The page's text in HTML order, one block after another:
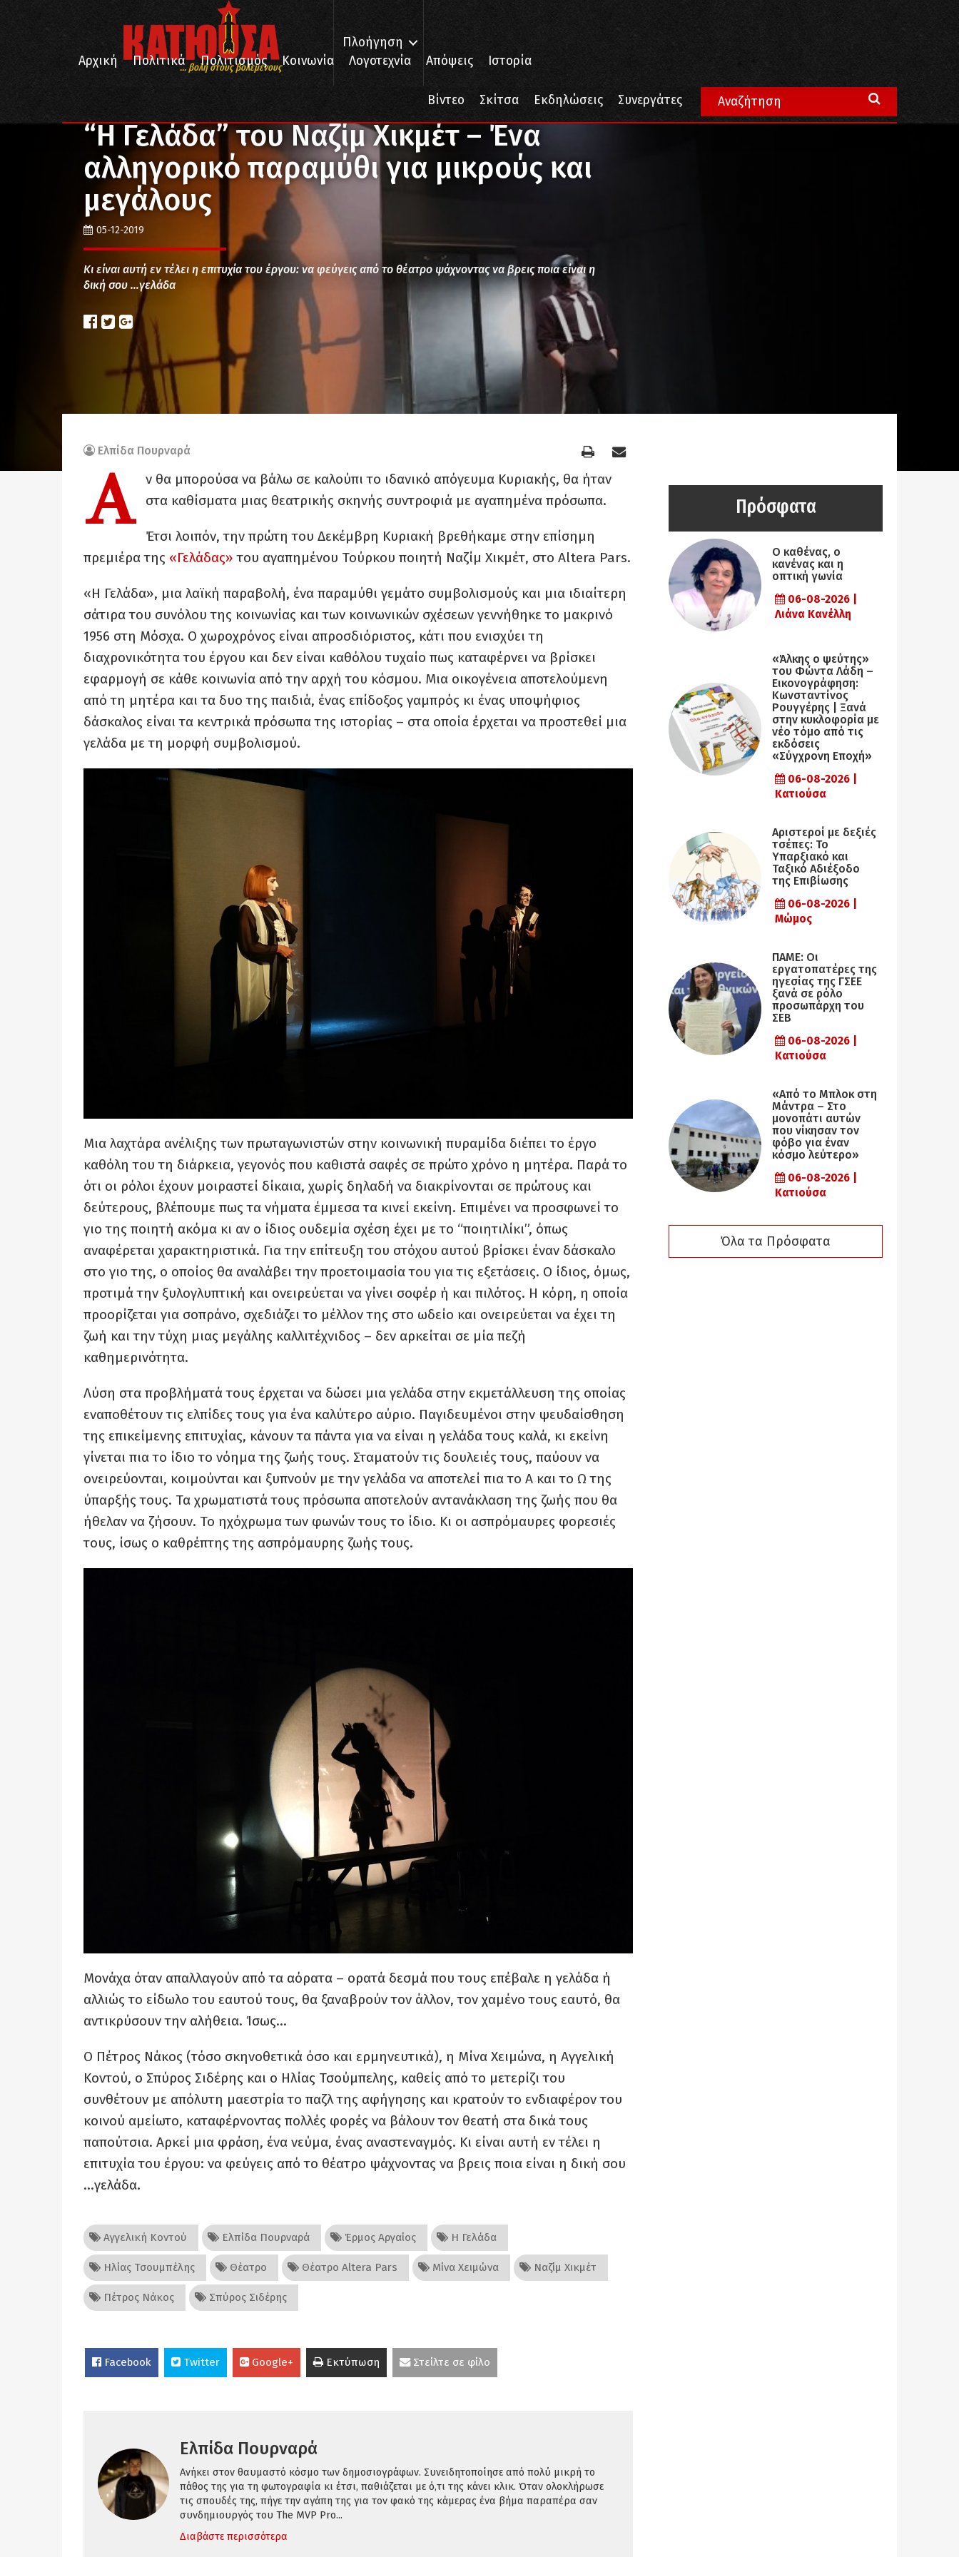
... βολή στους βολεμένους
Πλοήγηση
Αρχική
Πολιτικά Πολιτισμός Κοινωνία Λογοτεχνία Απόψεις Ιστορία
Βίντεο Σκίτσα Εκδηλώσεις Συνεργάτες
Πολιτισμός “Η Γελάδα” του Ναζίμ Χικμέτ – Ένα αλληγορικό παραμύθι για μικρούς και μεγάλους
“Η Γελάδα” του Ναζίμ Χικμέτ – Ένα
αλληγορικό παραμύθι για μικρούς και
μεγάλους
05-12-2019
Κι είναι αυτή εν τέλει η επιτυχία του έργου: να φεύγεις από το θέατρο ψάχνοντας να βρεις ποια είναι η
δική σου …γελάδα
Ελπίδα Πουρναρά
Α
ν θα μπορούσα να βάλω σε καλούπι το ιδανικό απόγευμα Κυριακής, θα ήταν
στα καθίσματα μιας θεατρικής σκηνής συντροφιά με αγαπημένα πρόσωπα.
Έτσι λοιπόν, την πρώτη του Δεκέμβρη Κυριακή βρεθήκαμε στην επίσημη
πρεμιέρα της «Γελάδας» του αγαπημένου Τούρκου ποιητή Ναζίμ Χικμέτ, στο Altera Pars.
«Η Γελάδα», μια λαϊκή παραβολή, ένα παραμύθι γεμάτο συμβολισμούς και μια ιδιαίτερη
σάτιρα του συνόλου της κοινωνίας και των κοινωνικών σχέσεων γεννήθηκε το μακρινό
1956 στη Μόσχα. Ο χωροχρόνος είναι απροσδιόριστος, κάτι που ενισχύει τη
διαχρονικότητα του έργου και δεν είναι καθόλου τυχαίο πως καταφέρνει να βρίσκει
εφαρμογή σε κάθε κοινωνία από την αρχή του κόσμου. Μια οικογένεια αποτελούμενη
από τη μητέρα και τα δυο της παιδιά, ένας επίδοξος γαμπρός κι ένας υποψήφιος
δάσκαλος είναι τα κεντρικά πρόσωπα της ιστορίας – στα οποία έρχεται να προστεθεί μια
γελάδα με τη μορφή συμβολισμού.
Μια λαχτάρα ανέλιξης των πρωταγωνιστών στην κοινωνική πυραμίδα διέπει το έργο
καθόλη του τη διάρκεια, γεγονός που καθιστά σαφές σε πρώτο χρόνο η μητέρα. Παρά το
ότι οι ρόλοι έχουν μοιραστεί δίκαια, χωρίς δηλαδή να διακρίνονται σε πρώτους και
δεύτερους, βλέπουμε πως τα νήματα έμμεσα τα κινεί εκείνη. Επιμένει να προσφωνεί το
γιο της ποιητή ακόμα κι αν ο ίδιος ουδεμία σχέση έχει με το “ποιητιλίκι”, όπως
αναφέρεται χαρακτηριστικά. Για την επίτευξη του στόχου αυτού βρίσκει έναν δάσκαλο
στο γιο της, ο οποίος θα αναλάβει την προετοιμασία του για τις εξετάσεις. Ο ίδιος, όμως,
προτιμά την ξυλογλυπτική και ονειρεύεται να γίνει σοφέρ ή και πιλότος. Η κόρη, η οποία
προορίζεται για σοπράνο, σχεδιάζει το μέλλον της στο ωδείο και ονειρεύεται να έχει τη
ζωή και την τύχη μιας μεγάλης καλλιτέχνιδος – δεν αρκείται σε μία πεζή
καθημερινότητα.
Λύση στα προβλήματά τους έρχεται να δώσει μια γελάδα στην εκμετάλλευση της οποίας
εναποθέτουν τις ελπίδες τους για ένα καλύτερο αύριο. Παγιδευμένοι στην ψευδαίσθηση
της επικείμενης επιτυχίας, κάνουν τα πάντα για να είναι η γελάδα τους καλά, κι εκείνη
γίνεται πια το ίδιο το νόημα της ζωής τους. Σταματούν τις δουλειές τους, παύουν να
ονειρεύονται, κοιμούνται και ξυπνούν με την γελάδα να αποτελεί πια το Α και το Ω της
ύπαρξής τους. Τα χρωματιστά τους πρόσωπα αποτελούν αντανάκλαση της ζωής που θα
ήθελαν να ζήσουν. Το ηχόχρωμα των φωνών τους το ίδιο. Κι οι ασπρόμαυρες φορεσιές
τους, ίσως ο καθρέπτης της ασπρόμαυρης ζωής τους.
Μονάχα όταν απαλλαγούν από τα αόρατα – ορατά δεσμά που τους επέβαλε η γελάδα ή
αλλιώς το είδωλο του εαυτού τους, θα ξαναβρούν τον άλλον, τον χαμένο τους εαυτό, θα
αντικρύσουν την αλήθεια. Ίσως…
Ο Πέτρος Νάκος (τόσο σκηνοθετικά όσο και ερμηνευτικά), η Μίνα Χειμώνα, η Αγγελική
Κοντού, ο Σπύρος Σιδέρης και ο Ηλίας Τσούμπελης, καθείς από το μετερίζι του
συνθέτουν με απόλυτη μαεστρία το παζλ της αφήγησης και κρατούν το ενδιαφέρον του
κοινού αμείωτο, καταφέρνοντας πολλές φορές να βάλουν τον θεατή στα δικά τους
παπούτσια. Αρκεί μια φράση, ένα νεύμα, ένας αναστεναγμός. Κι είναι αυτή εν τέλει η
επιτυχία του έργου: να φεύγεις από το θέατρο ψάχνοντας να βρεις ποια είναι η δική σου
…γελάδα.
Αγγελική Κοντού Ελπίδα Πουρναρά Έρμος Αργαίος Η Γελάδα
Ηλίας Τσουμπέλης Θέατρο Θέατρο Altera Pars Μίνα Χειμώνα Ναζίμ Χικμέτ
Πέτρος Νάκος Σπύρος Σιδέρης
Facebook Twitter Google+ Εκτύπωση Στείλτε σε φίλο
Ελπίδα Πουρναρά
Ανήκει στον θαυμαστό κόσμο των δημοσιογράφων. Συνειδητοποίησε από πολύ μικρή το
πάθος της για τη φωτογραφία κι έτσι, παθιάζεται με ό,τι της κάνει κλικ. Όταν ολοκλήρωσε
τις σπουδές της, πήγε την αγάπη της για τον φακό της κάμερας ένα βήμα παραπέρα σαν
συνδημιουργός του The MVP Pro...
Διαβάστε περισσότερα
Πρόσφατα
Ο καθένας, ο
κανένας και η
οπτική γωνία
06-08-2026 |
Λιάνα Κανέλλη
«Άλκης ο ψεύτης»
του Φώντα Λάδη –
Εικονογράφηση:
Κωνσταντίνος
Ρουγγέρης | Ξανά
στην κυκλοφορία με
νέο τόμο από τις
εκδόσεις
«Σύγχρονη Εποχή»
06-08-2026 |
Κατιούσα
Αριστεροί με δεξιές
τσέπες: Το
Υπαρξιακό και
Ταξικό Αδιέξοδο
της Επιβίωσης
06-08-2026 |
Μώμος
ΠΑΜΕ: Οι
εργατοπατέρες της
ηγεσίας της ΓΣΕΕ
ξανά σε ρόλο
προσωπάρχη του
ΣΕΒ
06-08-2026 |
Κατιούσα
«Από το Μπλοκ στη
Μάντρα – Στο
μονοπάτι αυτών
που νίκησαν τον
φόβο για έναν
κόσμο λεύτερο»
06-08-2026 |
Κατιούσα
Όλα τα Πρόσφατα